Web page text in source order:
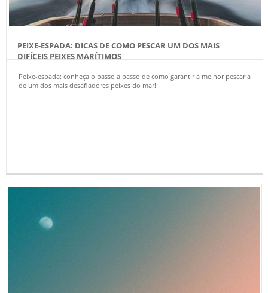
PEIXE-ESPADA: DICAS DE COMO PESCAR UM DOS MAIS
DIFÍCEIS PEIXES MARÍTIMOS
Peixe-espada: conheça o passo a passo de como garantir a melhor pescaria
de um dos mais desafiadores peixes do mar!